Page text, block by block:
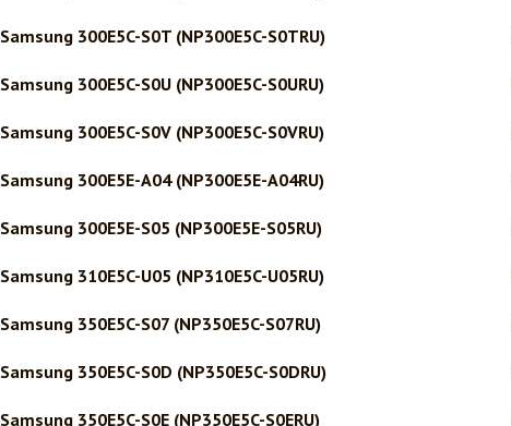
Samsung 300E5C-S0T (NP300E5C-S0TRU)
Samsung 300E5C-S0U (NP300E5C-S0URU)
Samsung 300E5C-S0V (NP300E5C-S0VRU)
Samsung 300E5E-A04 (NP300E5E-A04RU)
Samsung 300E5E-S05 (NP300E5E-S05RU)
Samsung 310E5C-U05 (NP310E5C-U05RU)
Samsung 350E5C-S07 (NP350E5C-S07RU)
Samsung 350E5C-S0D (NP350E5C-S0DRU)
Samsung 350E5C-S0E (NP350E5C-S0ERU)